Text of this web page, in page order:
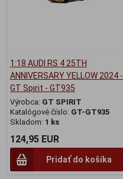
1:18 AUDI RS 4 25TH
ANNIVERSARY YELLOW 2024 -
GT Spirit - GT935
Výrobca: GT SPIRIT
Katalógové číslo: GT-GT935
Skladom: 1 ks
124,95 EUR
Pridať do košíka